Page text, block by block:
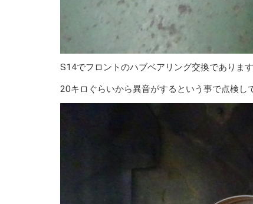
S14でフロントのハブベアリング交換であります
20キロぐらいから異音がするという事で点検し